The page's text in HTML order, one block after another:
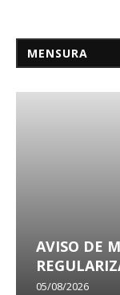
MENSURA
AVISO DE
05/08/2026